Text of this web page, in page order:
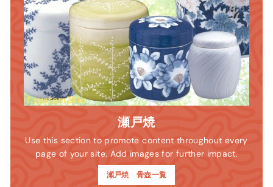
瀬戸焼
Use this section to promote content throughout every
page of your site. Add images for further impact.
瀬戸焼 骨壺一覧